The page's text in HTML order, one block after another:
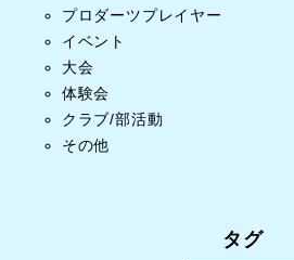
プロダーツプレイヤー
イベント
大会
体験会
クラブ/部活動
その他
タグ